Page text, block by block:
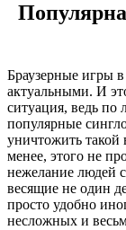
Браузерные игры
актуальными. И
ситуация, ведь по
популярные
уничтожить
менее, этого не
нежелание людей
весящие не один
просто удобно
несложных и